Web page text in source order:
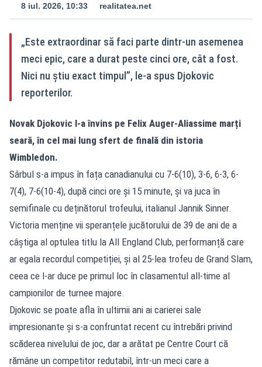
8 iul. 2026, 10:33 realitatea.net
„Este extraordinar să faci parte dintr-un asemenea
meci epic, care a durat peste cinci ore, cât a fost.
Nici nu știu exact timpul”, le-a spus Djokovic
reporterilor.
Novak Djokovic l-a învins pe Felix Auger-Aliassime marți
seară, în cel mai lung sfert de finală din istoria
Wimbledon.
Sârbul s-a impus în fața canadianului cu 7-6(10), 3-6, 6-3, 6-
7(4), 7-6(10-4), după cinci ore și 15 minute, și va juca în
semifinale cu deținătorul trofeului, italianul Jannik Sinner.
Victoria menține vii speranțele jucătorului de 39 de ani de a
câștiga al optulea titlu la All England Club, performanță care
ar egala recordul competiției, și al 25-lea trofeu de Grand Slam,
ceea ce l-ar duce pe primul loc în clasamentul all-time al
campionilor de turnee majore.
Djokovic se poate afla în ultimii ani ai carierei sale
impresionante și s-a confruntat recent cu întrebări privind
scăderea nivelului de joc, dar a arătat pe Centre Court că
rămâne un competitor redutabil, într-un meci care a